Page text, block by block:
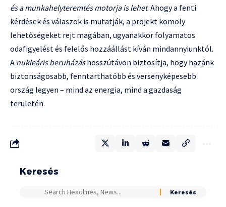
és a munkahelyteremtés motorja is lehet. Ahogy a fenti
kérdések és válaszok is mutatják, a projekt komoly
lehetőségeket rejt magában, ugyanakkor folyamatos
odafigyelést és felelős hozzáállást kíván mindannyiunktól.
A nukleáris beruházáshosszútávon biztosítja, hogy hazánk
biztonságosabb, fenntarthatóbb és versenyképesebb
ország legyen – mind az energia, mind a gazdaság
területén.
Keresés